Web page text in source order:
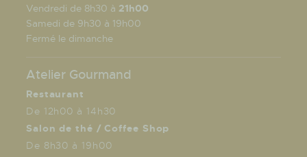
Vendredi de 8h30 à 21h00
Samedi de 9h30 à 19h00
Fermé le dimanche
Atelier Gourmand
Restaurant
De 12h00 à 14h30
Salon de thé / Coffee Shop
De 8h30 à 19h00